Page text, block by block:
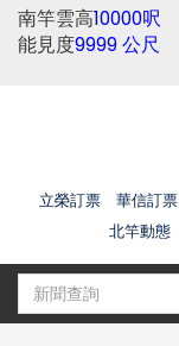
南竿雲高10000呎
能見度9999 公尺
立榮訂票 華信訂票
北竿動態